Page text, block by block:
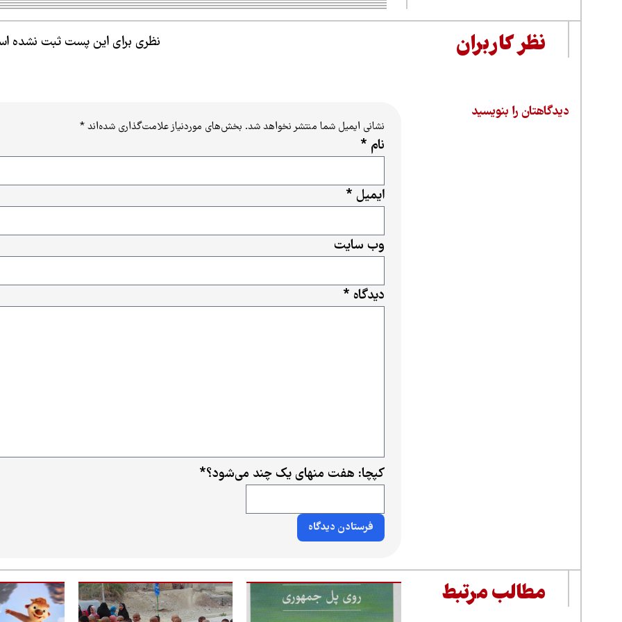
نظر کاربران نظری برای این پست ثبت نشده
دیدگاهتان را بنویسید
نشانی ایمیل شما منتشر نخواهد شد. بخش‌های موردنیاز علامت‌گذاری شده‌اند*
دیدگاه *
نام *
ایمیل *
وب‌ سایت
کپچا: هفت منهای یک چند می‌شود؟*
مطالب مرتبط